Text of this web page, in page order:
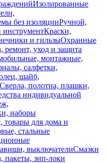
Изолированные
без изоляцииРучной,
инструментКраски,
и гильзыОхранные
ремонт, уход и защита
монтажные,
салфетки,
шайб,
Сверла, полотна, плашки,
индивидуальной
наборы
товары для дома и
стальные
выключателиСмазки
пакеты, зип-локи